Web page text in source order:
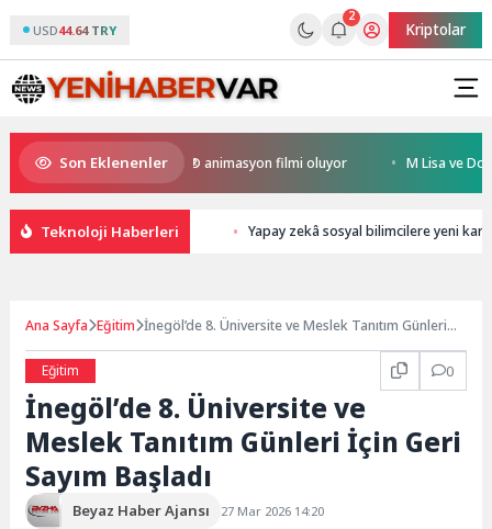
USD44.64 TRY
2
Kriptolar
Son Eklenenler
Kral Türkiye’nin ilk IMAX® animasyon filmi oluyor M Lisa ve Dolu
Teknoloji Haberleri Yapay zekâ sosyal bilimcilere yeni
Ana Sayfa Eğitim İnegöl’de 8. Üniversite ve Meslek Tanıtım Günleri
Eğitim
0
İnegöl’de 8. Üniversite ve
Meslek Tanıtım Günleri İçin Geri
Sayım Başladı
Beyaz Haber Ajansı
27 Mar 2026 14:20